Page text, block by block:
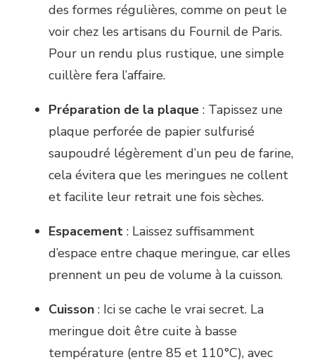
des formes régulières, comme on peut le
voir chez les artisans du Fournil de Paris.
Pour un rendu plus rustique, une simple
cuillère fera l’affaire.
Préparation de la plaque : Tapissez une
plaque perforée de papier sulfurisé
saupoudré légèrement d’un peu de farine,
cela évitera que les meringues ne collent
et facilite leur retrait une fois sèches.
Espacement : Laissez suffisamment
d’espace entre chaque meringue, car elles
prennent un peu de volume à la cuisson.
Cuisson : Ici se cache le vrai secret. La
meringue doit être cuite à basse
température (entre 85 et 110°C), avec